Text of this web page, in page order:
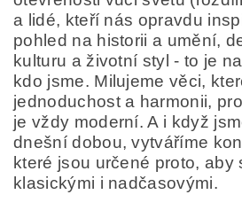
a lidé, kteří nás opravdu
pohled na historii a umění,
kulturu a životní styl - to je
kdo jsme. Milujeme věci,
jednoduchost a harmonii,
je vždy moderní. A i když
dnešní dobou, vytváříme
které jsou určené proto, aby
klasickými i nadčasovými.